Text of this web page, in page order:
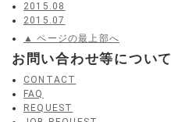
2015.08
2015.07
▲ ページの最上部へ
お問い合わせ等について
CONTACT
FAQ
REQUEST